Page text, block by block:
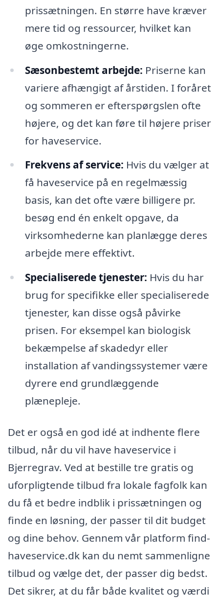
prissætningen. En større have kræver
mere tid og ressourcer, hvilket kan
øge omkostningerne.
Sæsonbestemt arbejde: Priserne kan
variere afhængigt af årstiden. I foråret
og sommeren er efterspørgslen ofte
højere, og det kan føre til højere priser
for haveservice.
Frekvens af service: Hvis du vælger at
få haveservice på en regelmæssig
basis, kan det ofte være billigere pr.
besøg end én enkelt opgave, da
virksomhederne kan planlægge deres
arbejde mere effektivt.
Specialiserede tjenester: Hvis du har
brug for specifikke eller specialiserede
tjenester, kan disse også påvirke
prisen. For eksempel kan biologisk
bekæmpelse af skadedyr eller
installation af vandingssystemer være
dyrere end grundlæggende
plænepleje.
Det er også en god idé at indhente flere
tilbud, når du vil have haveservice i
Bjerregrav. Ved at bestille tre gratis og
uforpligtende tilbud fra lokale fagfolk kan
du få et bedre indblik i prissætningen og
finde en løsning, der passer til dit budget
og dine behov. Gennem vår platform find-
haveservice.dk kan du nemt sammenligne
tilbud og vælge det, der passer dig bedst.
Det sikrer, at du får både kvalitet og værdi